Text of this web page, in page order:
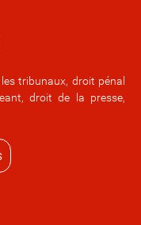
tribunaux, droit pénal
droit de la presse,